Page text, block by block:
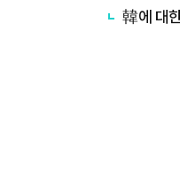
韓에 대